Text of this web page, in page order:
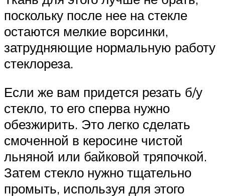
поскольку после нее на стекле
остаются мелкие ворсинки,
затрудняющие нормальную работу
стеклореза.
Если же вам придется резать б/у
стекло, то его сперва нужно
обезжирить. Это легко сделать
смоченной в керосине чистой
льняной или байковой тряпочкой.
Затем стекло нужно тщательно
промыть, используя для этого